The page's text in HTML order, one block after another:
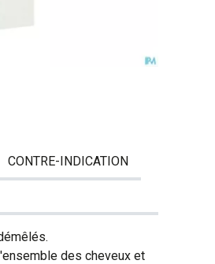
CONTRE-INDICATION
des cheveux et